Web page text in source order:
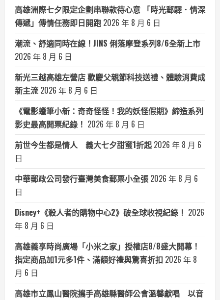
高雄洲際七夕限定企劃串聯款待心意 「時光郵驛．情深
傳遞」傳情任務即日開跑 2026 年 8 月 6 日
潮流、舒適同時在線！JINS 俐落摩登系列8/6全新上市
2026 年 8 月 6 日
新光三越高雄左營店 歡慶父親節科技送禮、體驗消費成
新主流 2026 年 8 月 6 日
《電影蠟筆小新：奇奇怪怪！我的妖怪假期》締造系列
影史最高開票紀錄！ 2026 年 8 月 6 日
前世今生都是情人 義大七夕甜蜜1折起 2026 年 8 月 6
日
中華郵政公司發行臺灣美食郵票小全張 2026 年 8 月 6
日
Disney+《殺人者的購物中心2》破全球收視紀錄！ 2026
年 8 月 6 日
高雄義享時尚廣場「小米之家」授權店8/8盛大開幕！
指定商品加1元多1件、滿額好禮與驚喜折扣 2026 年 8
月 6 日
高雄市立鳳山醫院攜手高雄縣醫師公會溫馨獻唱 以音